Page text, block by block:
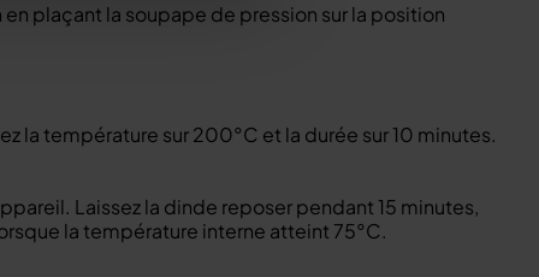
plaçant la soupape de pression sur la position
la température sur 200°C et la durée sur 10 minutes.
Laissez la dinde reposer pendant 15 minutes,
la température interne atteint 75°C.